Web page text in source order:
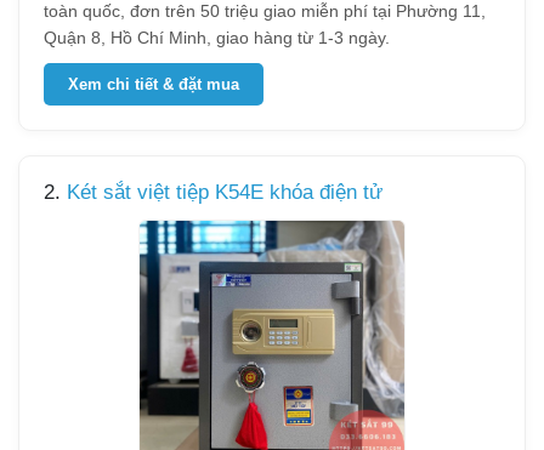
toàn quốc, đơn trên 50 triệu giao miễn phí tại Phường 11,
Quận 8, Hồ Chí Minh, giao hàng từ 1-3 ngày.
Xem chi tiết & đặt mua
2. Két sắt việt tiệp K54E khóa điện tử